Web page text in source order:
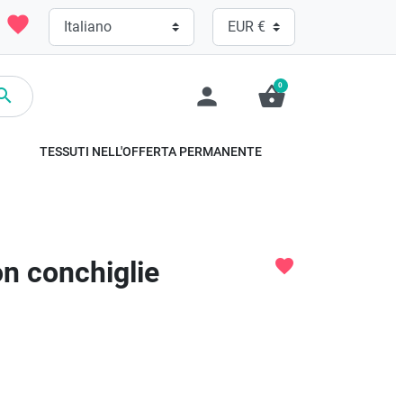
favorite
person shopping_basket
0
TESSUTI NELL'OFFERTA PERMANENTE
conchiglie favorite